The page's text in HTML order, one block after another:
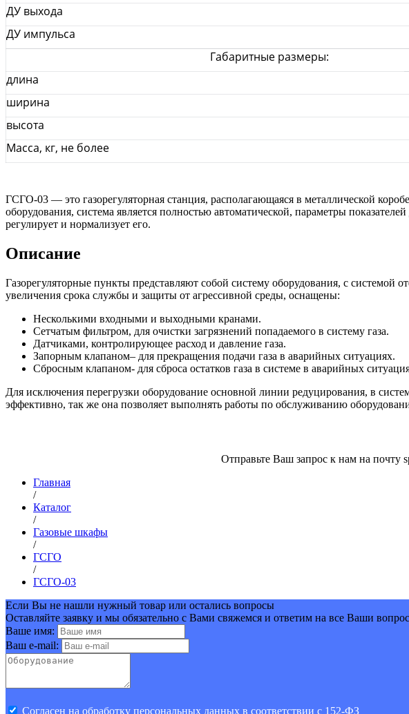
ДУ выхода
ДУ импульса
Габаритные размеры:
длина
ширина
высота
Масса, кг, не более
ГСГО-03 — это газорегуляторная станция, располагающаяся в металлической
оборудования, система является полностью автоматической, параметры
регулирует и нормализует его.
Описание
Газорегуляторные пункты представляют собой систему оборудования, с
увеличения срока службы и защиты от агрессивной среды, оснащены:
Несколькими входными и выходными кранами.
Сетчатым фильтром, для очистки загрязнений попадаемого в систему газа.
Датчиками, контролирующее расход и давление газа.
Запорным клапаном– для прекращения подачи газа в аварийных ситуациях.
Сбросным клапаном- для сброса остатков газа в системе в аварийных
Для исключения перегрузки оборудование основной линии редуцирования, в
эффективно, так же она позволяет выполнять работы по обслуживанию
Отправьте Ваш запрос к нам на почту
Главная
/
Каталог
/
Газовые шкафы
/
ГСГО
/
ГСГО-03
Если Вы не нашли нужный товар или остались вопросы
Оставляйте заявку и мы обязательно с Вами свяжемся и ответим на все Ваши
Ваше имя:
Ваш e-mail:
Cогласен на обработку персональных данных в соответствии с 152-ФЗ